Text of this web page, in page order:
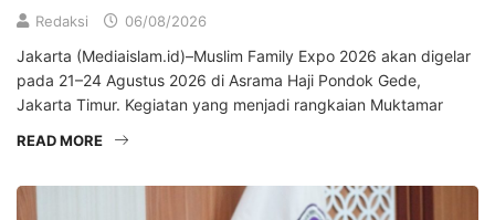
Redaksi 06/08/2026
Jakarta (Mediaislam.id)–Muslim Family Expo 2026 akan digelar
pada 21–24 Agustus 2026 di Asrama Haji Pondok Gede,
Jakarta Timur. Kegiatan yang menjadi rangkaian Muktamar
READ MORE